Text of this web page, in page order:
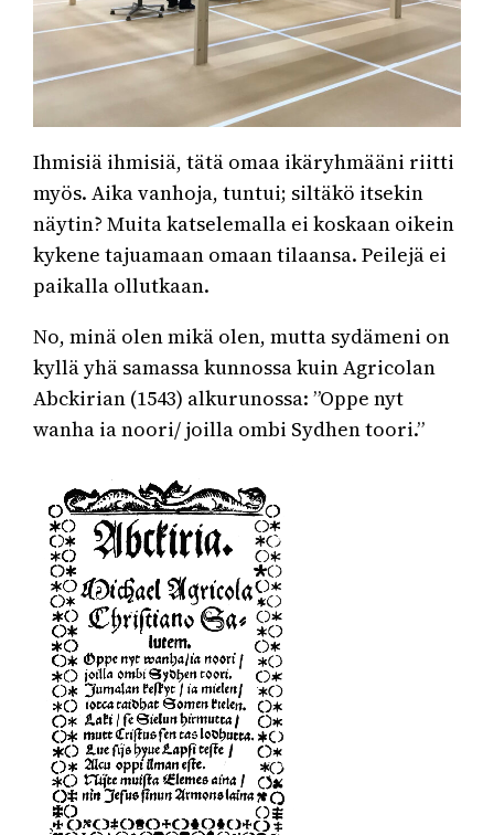
Ihmisiä ihmisiä, tätä omaa ikäryhmääni riitti
myös. Aika vanhoja, tuntui; siltäkö itsekin
näytin? Muita katselemalla ei koskaan oikein
kykene tajuamaan omaan tilaansa. Peilejä ei
paikalla ollutkaan.
No, minä olen mikä olen, mutta sydämeni on
kyllä yhä samassa kunnossa kuin Agricolan
Abckirian (1543) alkurunossa: ”Oppe nyt
wanha ia noori/ joilla ombi Sydhen toori.”